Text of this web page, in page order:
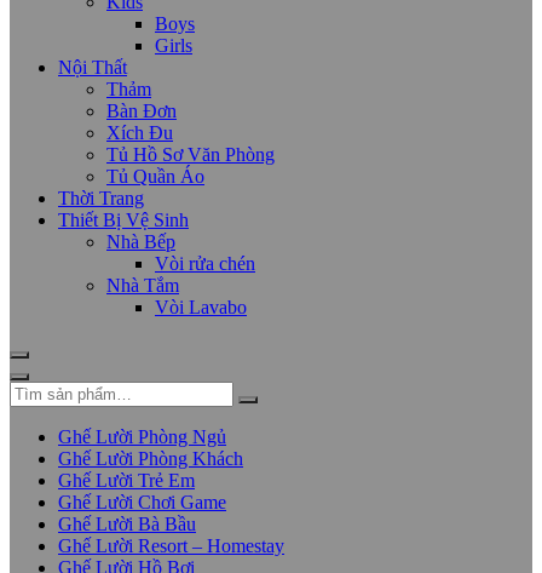
Boys
Girls
Nội Thất
Thảm
Bàn Đơn
Xích Đu
Tủ Hồ Sơ Văn Phòng
Tủ Quần Áo
Thời Trang
Thiết Bị Vệ Sinh
Nhà Bếp
Vòi rửa chén
Nhà Tắm
Vòi Lavabo
Ghế Lười Phòng Ngủ
Ghế Lười Phòng Khách
Ghế Lười Trẻ Em
Ghế Lười Chơi Game
Ghế Lười Bà Bầu
Ghế Lười Resort – Homestay
Ghế Lười Hồ Bơi